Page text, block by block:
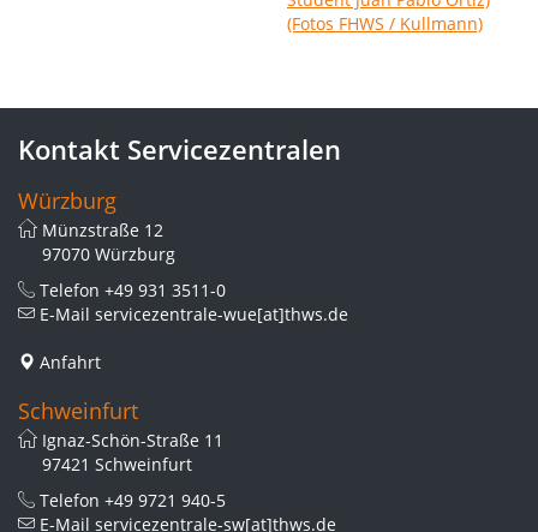
Kontakt Servicezentralen
Würzburg
Münzstraße 12
97070 Würzburg
Telefon +49 931 3511-0
E-Mail servicezentrale-wue[at]thws.de
Anfahrt
Schweinfurt
Ignaz-Schön-Straße 11
97421 Schweinfurt
Telefon +49 9721 940-5
E-Mail servicezentrale-sw[at]thws.de